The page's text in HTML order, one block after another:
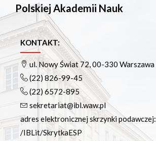
Polskiej Akademii Nauk
KONTAKT:
ul. Nowy Świat 72, 00-330 Warszawa
(22) 826-99-45
(22) 6572-895
sekretariat@ibl.waw.pl
adres elektronicznej skrzynki podawczej:
/IBLit/SkrytkaESP